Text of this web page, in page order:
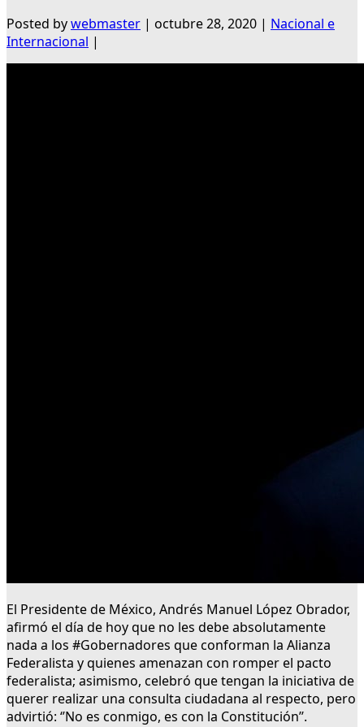
Posted bywebmaster | octubre 28, 2020 | Nacional e
Internacional |
El Presidente de México, Andrés Manuel López Obrador,
afirmó el día de hoy que no les debe absolutamente
nada a los #Gobernadores que conforman la Alianza
Federalista y quienes amenazan con romper el pacto
federalista; asimismo, celebró que tengan la iniciativa de
querer realizar una consulta ciudadana al respecto, pero
advirtió: ‘’No es conmigo, es con la Constitución’’.